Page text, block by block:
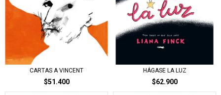
CARTAS A VINCENT
$51.400
HÁGASE LA LUZ
$62.900